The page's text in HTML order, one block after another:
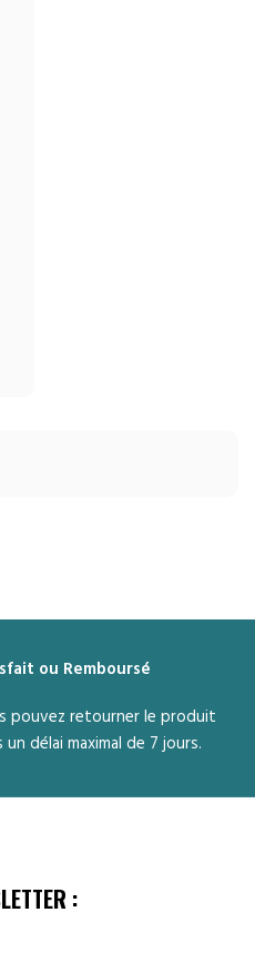
ou Remboursé
pouvez retourner le produit
un délai maximal de 7 jours.
: